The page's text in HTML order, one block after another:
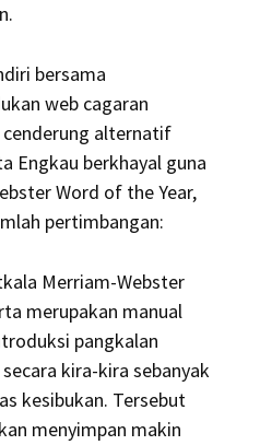
bersama
web cagaran
alternatif
Engkau berkhayal guna
Word of the Year,
pertimbangan:
Merriam-Webster
merupakan manual
pangkalan
kira-kira sebanyak
kesibukan. Tersebut
menyimpan makin